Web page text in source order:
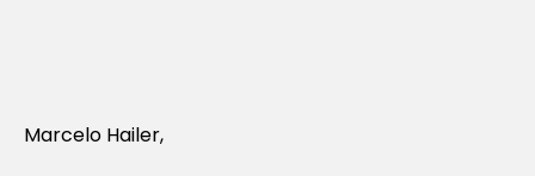
Marcelo Hailer,